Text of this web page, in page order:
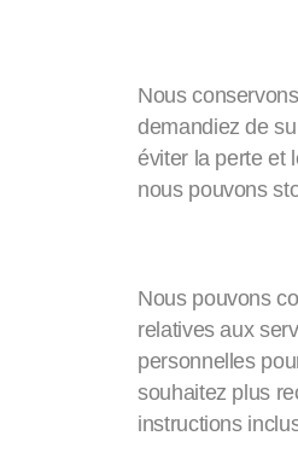
Nous
demandiez de
éviter la perte et
nous pouvons
Nous pouvons
relatives aux
personnelles
souhaitez plus
instructions